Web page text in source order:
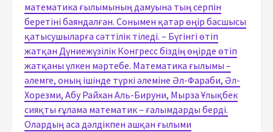
математика ғылымының дамуына тың серпін
беретіні баяндалған. Сонымен қатар өңір басшысы
қатысушыларға сәттілік тіледі. – Бүгінгі өтіп
жатқан Дүниежүзілік Конгресс біздің өңірде өтіп
жатқаны үлкен мәртебе. Математика ғылымы –
әлемге, оның ішінде түркі әлеміне Әл-Фараби, Әл-
Хорезми, Абу Райхан Аль-Бируни, Мырза Ұлықбек
сияқты ғұлама математик – ғалымдарды берді.
Олардың аса дәлдікпен ашқан ғылыми